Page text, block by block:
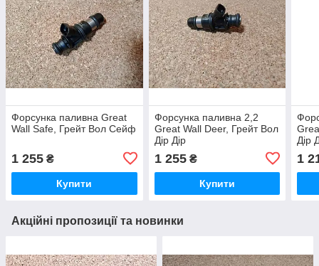
Форсунка паливна Great
Wall Safe, Грейт Вол Сейф
1 255 ₴
Купити
Форсунка паливна 2,2
Great Wall Deer, Грейт Вол
Дір Дір
1 255₴
Купити
Дір
1
Акційні пропозиції та новинки